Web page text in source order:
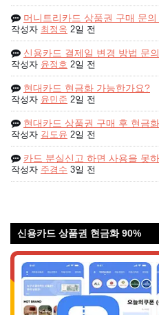
머니트리카드 상품권 구매 문
작성자 최정옥 2일 전
신용카드 결제일 변경 방법 문
작성자 윤정호 2일 전
현대카드 현금화 가능한가요?
작성자 윤민준 2일 전
현대카드 상품권 구매 후 현금
작성자 김도윤 2일 전
카드 분실신고 하면 사용을 못
작성자 주경수 3일 전
신용카드 상품권 현금화 90%